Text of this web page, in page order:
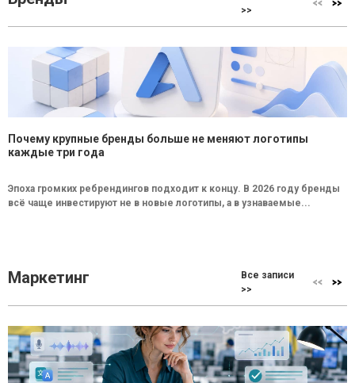
>>
Почему крупные бренды больше не меняют логотипы
каждые три года
Эпоха громких ребрендингов подходит к концу. В 2026 году бренды
всё чаще инвестируют не в новые логотипы, а в узнаваемые...
Маркетинг
Все записи
>>